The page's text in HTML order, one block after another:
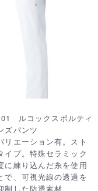
ルコックスポルティ
パンツ
リエーション有。スト
イプ。特殊セラミック
に練り込んだ糸を使用
で、可視光線の透過を
制した防透素材